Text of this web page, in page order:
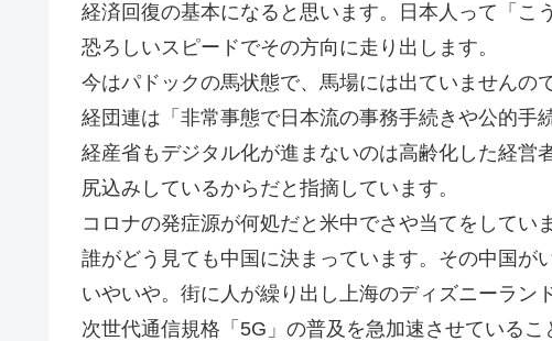
経済回復の基本になると思います。日本人って「こ
恐ろしいスピードでその方向に走り出します。
今はパドックの馬状態で、馬場には出ていませんの
経団連は「非常事態で日本流の事務手続きや公的手
経産省もデジタル化が進まないのは高齢化した経営
尻込みしているからだと指摘しています。
コロナの発症源が何処だと米中でさや当てをしてい
誰がどう見ても中国に決まっています。その中国が
いやいや。街に人が繰り出し上海のディズニーラン
次世代通信規格「5G」の普及を急加速させているこ